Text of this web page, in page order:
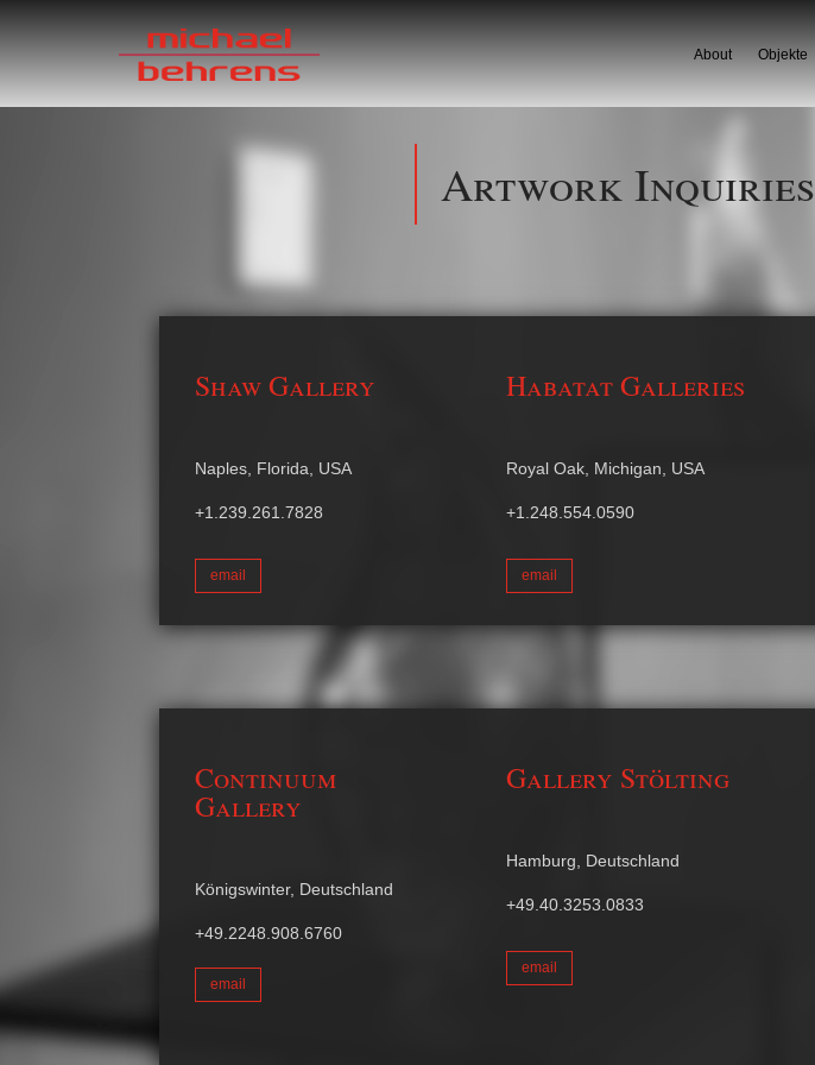
About Objekte
Artwork Inquiries
Shaw Gallery
Naples, Florida, USA
+1.239.261.7828
email
Habatat Galleries
Royal Oak, Michigan, USA
+1.248.554.0590
email
Continuum
Gallery
Königswinter, Deutschland
+49.2248.908.6760
email
Gallery Stölting
Hamburg, Deutschland
+49.40.3253.0833
email